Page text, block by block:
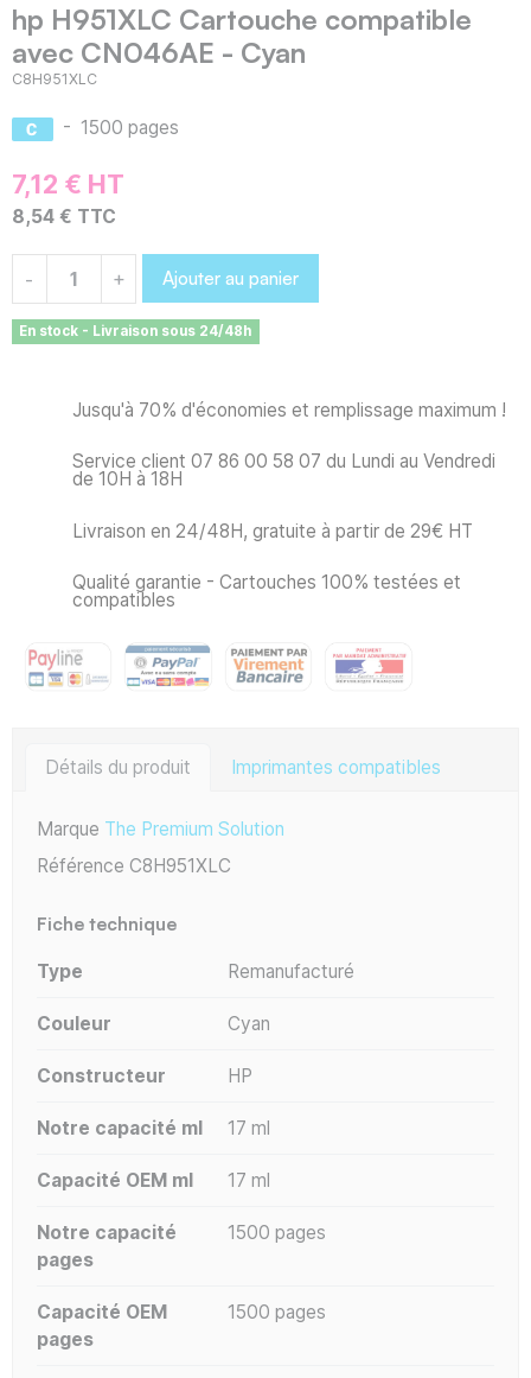
hp H951XLC Cartouche compatible
avec CN046AE - Cyan
C8H951XLC
- 1500 pages
7,12 € HT
8,54 € TTC
- + Ajouter au panier
En stock - Livraison sous 24/48h
Jusqu'à 70% d'économies et remplissage maximum !
Service client 07 86 00 58 07 du Lundi au Vendredi
de 10H à 18H
Livraison en 24/48H, gratuite à partir de 29€ HT
Qualité garantie - Cartouches 100% testées et
compatibles
Détails du produit Imprimantes compatibles
Marque The Premium Solution
Référence C8H951XLC
Fiche technique
Type Remanufacturé
Couleur Cyan
Constructeur HP
Notre capacité ml 17 ml
Capacité OEM ml 17 ml
Notre capacité
pages
1500 pages
Capacité OEM
pages
1500 pages